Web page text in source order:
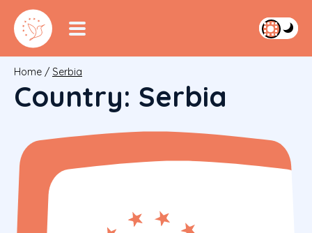
Home / Serbia
Country: Serbia